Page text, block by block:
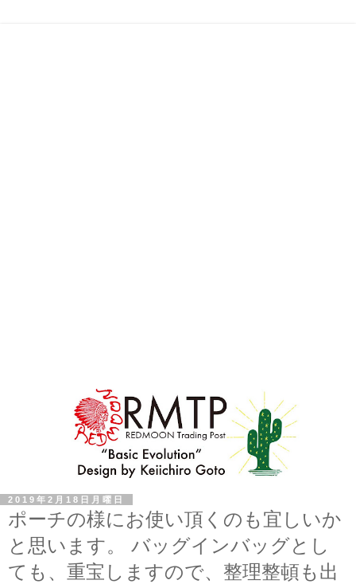
2019年2月18日月曜日
ポーチの様にお使い頂くのも宜しいか
と思います。 バッグインバッグとし
ても、重宝しますので、整理整頓も出